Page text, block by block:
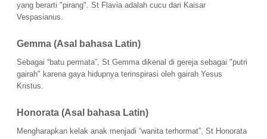
yang berarti "pirang". St Flavia adalah cucu dari Kaisar
Vespasianus.
Gemma (Asal bahasa Latin)
Sebagai “batu permata”, St Gemma dikenal di gereja sebagai "putri
gairah" karena gaya hidupnya terinspirasi oleh gairah Yesus
Kristus.
Honorata (Asal bahasa Latin)
Mengharapkan kelak anak menjadi “wanita terhormat”, St Honorata